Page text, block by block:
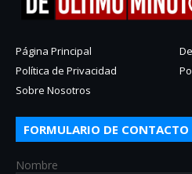
Página Principal
Política de Privacidad
Sobre Nosotros
FORMULARIO DE CONTACTO
Nombre